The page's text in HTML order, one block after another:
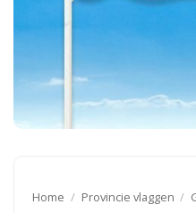
Home / Provincie vlaggen /